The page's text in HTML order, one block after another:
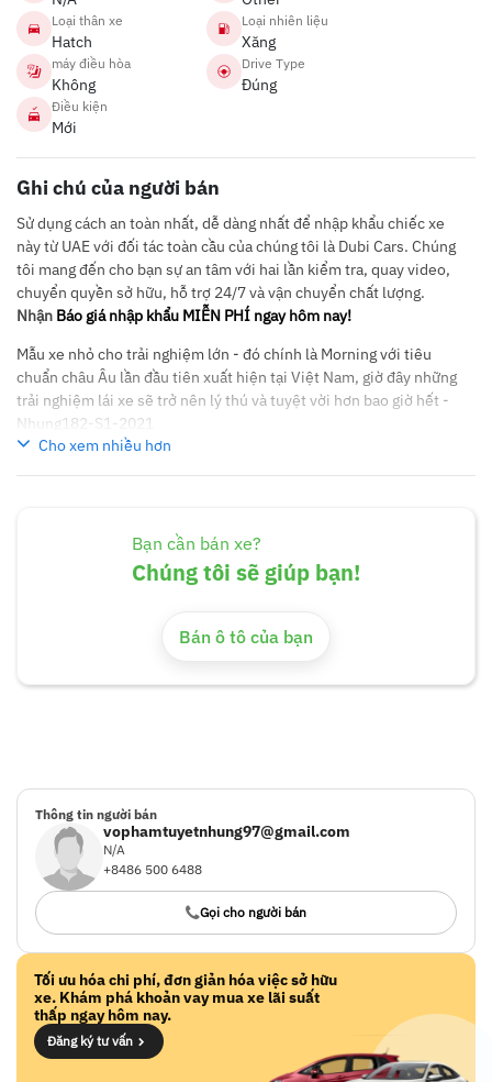
Loại thân xe
Hatch
Loại nhiên liệu
Xăng
máy điều hòa
Không
Drive Type
Đúng
Điều kiện
Mới
Ghi chú của người bán
Sử dụng cách an toàn nhất, dễ dàng nhất để nhập khẩu chiếc xe
này từ UAE với đối tác toàn cầu của chúng tôi là Dubi Cars. Chúng
tôi mang đến cho bạn sự an tâm với hai lần kiểm tra, quay video,
chuyển quyền sở hữu, hỗ trợ 24/7 và vận chuyển chất lượng.
Nhận Báo giá nhập khẩu MIỄN PHÍ ngay hôm nay!
Mẫu xe nhỏ cho trải nghiệm lớn - đó chính là Morning với tiêu
chuẩn châu Âu lần đầu tiên xuất hiện tại Việt Nam, giờ đây những
trải nghiệm lái xe sẽ trở nên lý thú và tuyệt vời hơn bao giờ hết -
Nhung182-S1-2021
Cho xem nhiều hơn
Bạn cần bán xe?
Chúng tôi sẽ giúp bạn!
Bán ô tô của bạn
Thông tin người bán
vophamtuyetnhung97@gmail.com
N/A
+8486 500 6488
Gọi cho người bán
Tối ưu hóa chi phí, đơn giản hóa việc sở hữu
xe. Khám phá khoản vay mua xe lãi suất
thấp ngay hôm nay.
Đăng ký tư vấn